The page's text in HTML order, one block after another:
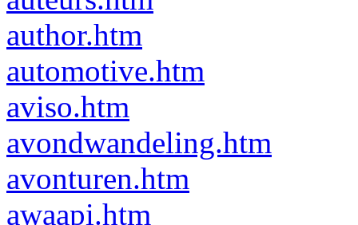
author.htm
automotive.htm
aviso.htm
avondwandeling.htm
avonturen.htm
awaapi.htm